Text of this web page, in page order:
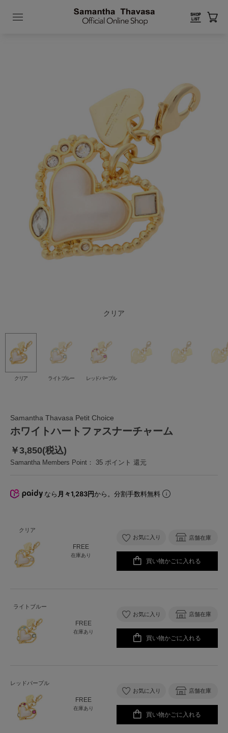
クリア
ライトブルー
レッドパープル
クリア ライトブルー レッドパープル
Samantha Thavasa Petit Choice
ホワイトハートファスナーチャーム
￥3,850(税込)
Samantha Members Point： 35 ポイント 還元
なら 月々1,283円から。分割手数料無料
クリア
FREE
在庫あり
お気に入り 店舗在庫
買い物かごに入れる
ライトブルー
FREE
在庫あり
お気に入り 店舗在庫
買い物かごに入れる
レッドパープル
FREE
在庫あり
お気に入り 店舗在庫
買い物かごに入れる